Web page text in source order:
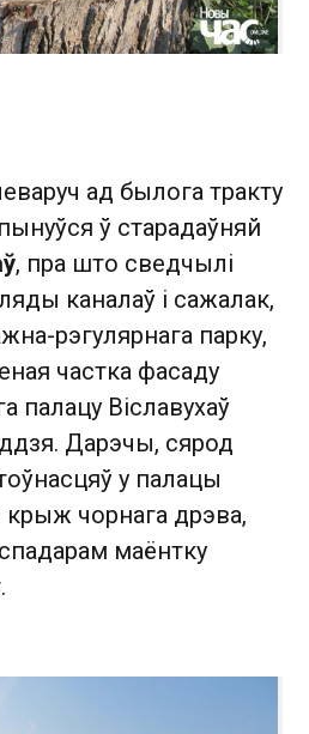
ад былога тракту
ў старадаўняй
, пра што сведчылі
каналаў і сажалак,
рэгулярнага парку,
частка фасаду
палацу Віславухаў
Дарэчы, сярод
у палацы
крыж чорнага дрэва,
маёнтку